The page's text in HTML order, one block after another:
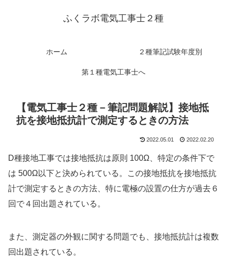
ふくラボ電気工事士２種
ホーム ２種筆記試験年度別
第１種電気工事士へ
【電気工事士２種－筆記問題解説】接地抵
抗を接地抵抗計で測定するときの方法
2022.05.01 2022.02.20
D種接地工事では接地抵抗は原則 100Ω、特定の条件下で
は 500Ω以下と決められている。この接地抵抗を接地抵抗
計で測定するときの方法、特に電極の設置の仕方が過去６
回で４回出題されている。
また、測定器の外観に関する問題でも、接地抵抗計は複数
回出題されている。